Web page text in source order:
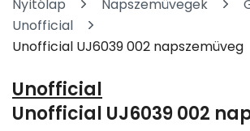
Nyitólap Napszemüvegek
Unofficial
Unofficial UJ6039 002 napszemüveg
Unofficial
Unofficial UJ6039 002